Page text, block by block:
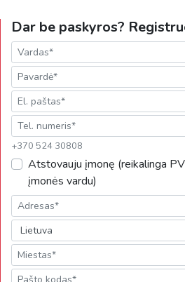
Dar be paskyros?
+370 524 30808
Atstovauju įmonę (reikalinga
įmonės vardu)